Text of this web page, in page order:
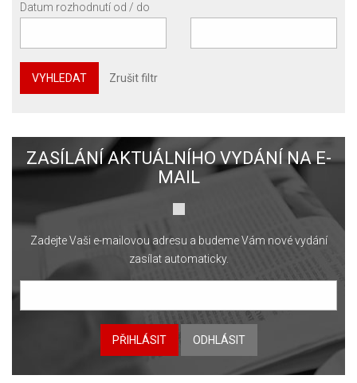
Datum rozhodnutí od / do
VYHLEDAT Zrušit filtr
ZASÍLÁNÍ AKTUÁLNÍHO VYDÁNÍ NA E-
MAIL
Zadejte Vaši e-mailovou adresu a budeme Vám nové vydání
zasílat automaticky.
PŘIHLÁSIT ODHLÁSIT